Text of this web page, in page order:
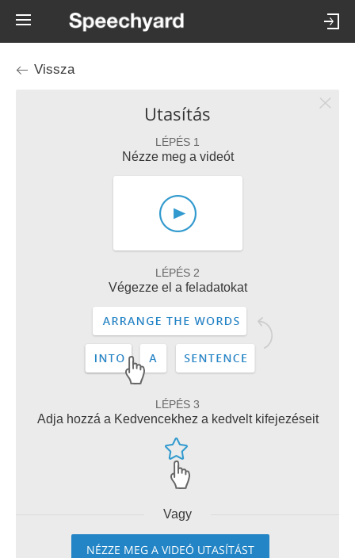
Vissza
Utasítás
LÉPÉS 1
Nézze meg a videót
LÉPÉS 2
Végezze el a feladatokat
LÉPÉS 3
Adja hozzá a Kedvencekhez a kedvelt kifejezéseit
Vagy
NÉZZE MEG A VIDEÓ UTASÍTÁST